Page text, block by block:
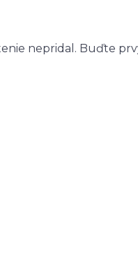
nepridal. Buďte